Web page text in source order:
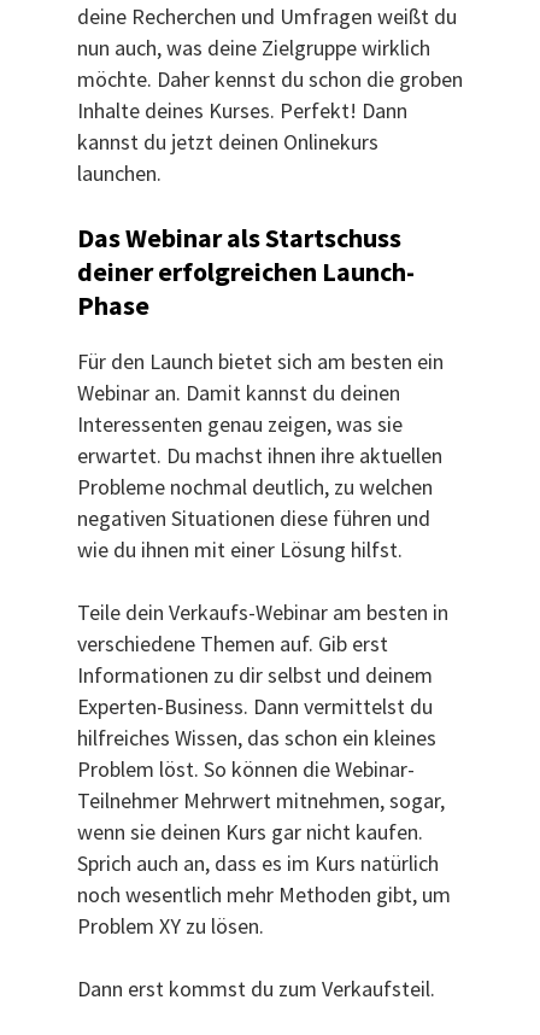
deine Recherchen und Umfragen weißt du
nun auch, was deine Zielgruppe wirklich
möchte. Daher kennst du schon die groben
Inhalte deines Kurses. Perfekt! Dann
kannst du jetzt deinen Onlinekurs
launchen.
Das Webinar als Startschuss
deiner erfolgreichen Launch-
Phase
Für den Launch bietet sich am besten ein
Webinar an. Damit kannst du deinen
Interessenten genau zeigen, was sie
erwartet. Du machst ihnen ihre aktuellen
Probleme nochmal deutlich, zu welchen
negativen Situationen diese führen und
wie du ihnen mit einer Lösung hilfst.
Teile dein Verkaufs-Webinar am besten in
verschiedene Themen auf. Gib erst
Informationen zu dir selbst und deinem
Experten-Business. Dann vermittelst du
hilfreiches Wissen, das schon ein kleines
Problem löst. So können die Webinar-
Teilnehmer Mehrwert mitnehmen, sogar,
wenn sie deinen Kurs gar nicht kaufen.
Sprich auch an, dass es im Kurs natürlich
noch wesentlich mehr Methoden gibt, um
Problem XY zu lösen.
Dann erst kommst du zum Verkaufsteil.